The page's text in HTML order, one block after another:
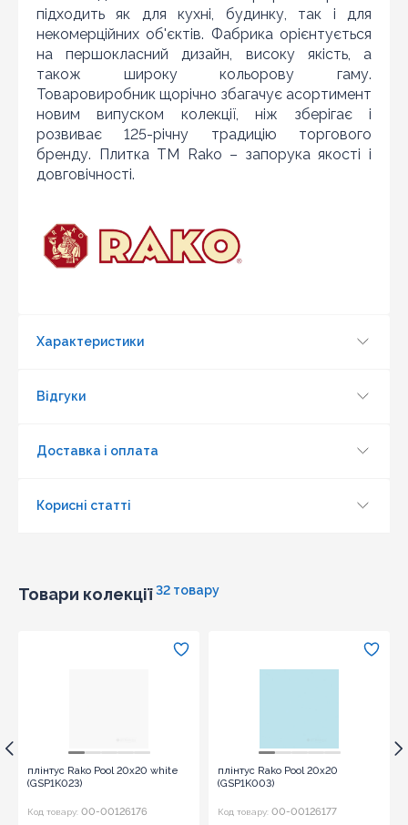
підходить як для кухні, будинку, так і для
некомерційних об'єктів. Фабрика орієнтується
на першокласний дизайн, високу якість, а
також широку кольорову гаму.
Товаровиробник щорічно збагачує асортимент
новим випуском колекції, ніж зберігає і
розвиває 125-річну традицію торгового
бренду. Плитка ТМ Rako – запорука якості і
довговічності.
Характеристики
Відгуки
Доставка і оплата
Корисні статті
Товари колекції 32 товару
плінтус Rako Pool 20x20 white
(GSP1K023)
Код товару: 00-00126176
плінтус Rako Pool 20x20
(GSP1K003)
Код товару: 00-00126177